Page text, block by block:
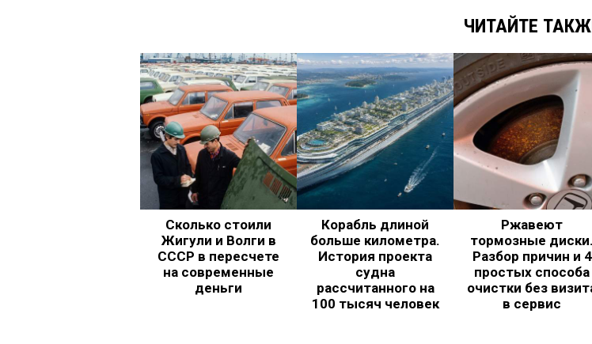
ЧИТАЙТЕ
Сколько стоили
Жигули и Волги в
СССР в пересчете
на современные
деньги
Корабль длиной
больше километра.
История проекта
судна
рассчитанного на
100 тысяч человек
Ржавеют
тормозные диски.
Разбор причин и 4
простых способа
очистки без
в сервис